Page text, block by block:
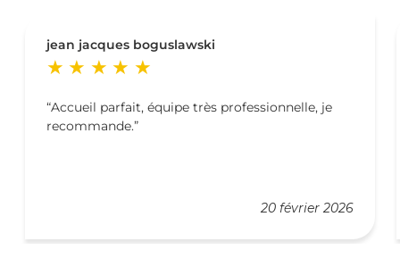
jean jacques boguslawski
20 février 2026
Accueil parfait, équipe très professionnelle, je
recommande.